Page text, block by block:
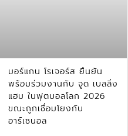
มอร์แกน โรเจอร์ส ยืนยัน
พร้อมร่วมงานกับ จูด เบลลิ่ง
แฮม ในฟุตบอลโลก 2026
ขณะถูกเชื่อมโยงกับ
อาร์เซนอล